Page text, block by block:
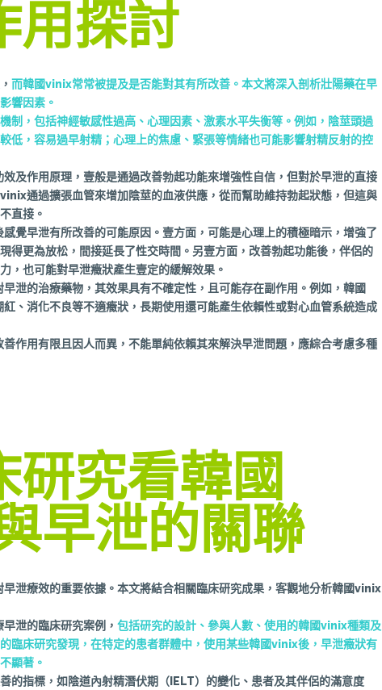
用探討
而韓國vinix常常被提及是否能對其有所改善。本文將深入剖析壯陽藥在早
響因素。
制，包括神經敏感性過高、心理因素、激素水平失衡等。例如，陰莖頭過
低，容易過早射精；心理上的焦慮、緊張等情緒也可能影響射精反射的控
及作用原理，壹般是通過改善勃起功能來增強性自信，但對於早泄的直接
通過擴張血管來增加陰莖的血液供應，從而幫助維持勃起狀態，但這與
直接。
覺早泄有所改善的可能原因。壹方面，可能是心理上的積極暗示，增強了
得更為放松，間接延長了性交時間。另壹方面，改善勃起功能後，伴侶的
，也可能對早泄癥狀產生壹定的緩解效果。
泄的治療藥物，其效果具有不確定性，且可能存在副作用。例如，韓國
、消化不良等不適癥狀，長期使用還可能產生依賴性或對心血管系統造成
作用有限且因人而異，不能單純依賴其來解決早泄問題，應綜合考慮多種
研究看韓國
早泄的關聯
泄療效的重要依據。本文將結合相關臨床研究成果，客觀地分析韓國vinix
泄的臨床研究案例， 包括研究的設計、參與人數、使用的韓國vinix種類及
臨床研究發現，在特定的患者群體中，使用某些韓國vinix後，早泄癥狀有
顯著。
的指標，如陰道內射精潛伏期（IELT）的變化、患者及其伴侶的滿意度